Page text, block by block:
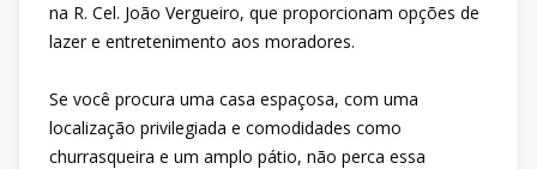
na R. Cel. João Vergueiro, que proporcionam opções de
lazer e entretenimento aos moradores.
Se você procura uma casa espaçosa, com uma
localização privilegiada e comodidades como
churrasqueira e um amplo pátio, não perca essa